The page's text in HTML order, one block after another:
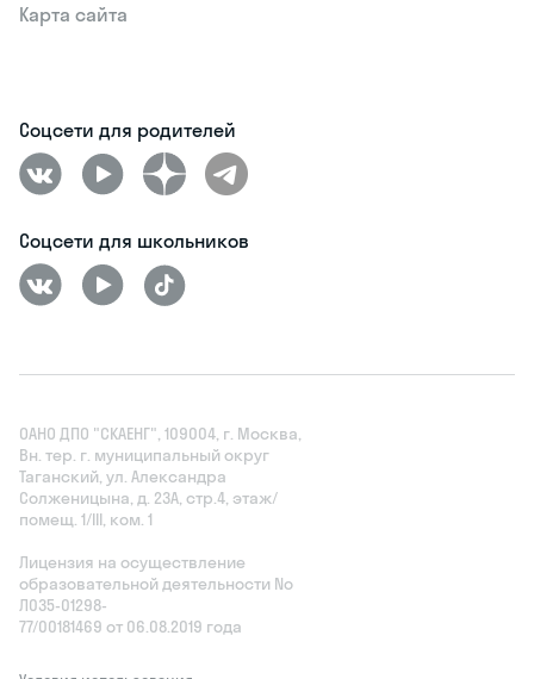
Карта сайта
Соцсети для родителей
Соцсети для школьников
ОАНО ДПО "СКАЕНГ", 109004, г. Москва,
Вн. тер. г. муниципальный округ
Таганский, ул. Александра
Солженицына, д. 23А, стр.4, этаж/
помещ. 1/III, ком. 1
Лицензия на осуществление
образовательной деятельности No
Л035‑01298-
77/00181469 от 06.08.2019 года